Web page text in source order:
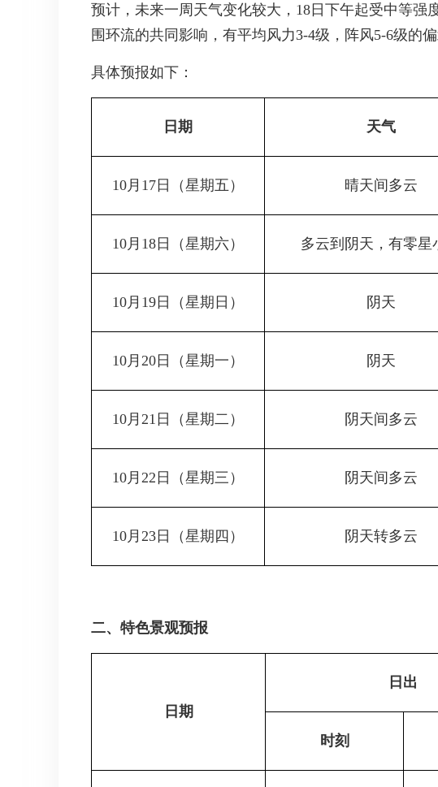
预计，未来一周天气变化较大，18日下午起受中等
围环流的共同影响，有平均风力3-4级，阵风5-6级的
具体预报如下：
日期 天气
10月17日 （星期五） 晴天间多云
10月18日 （星期六） 多云到阴天，有零星
10月19日 （星期日） 阴天
10月20日 （星期一） 阴天
10月21日 （星期二） 阴天间多云
10月22日 （星期三） 阴天间多云
10月23日 （星期四） 阴天转多云
二、特色景观预报
日期
日出
时刻